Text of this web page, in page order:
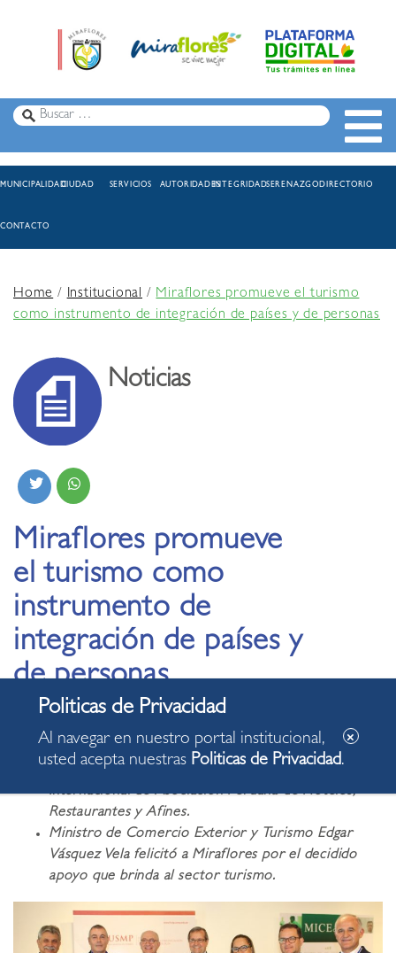
MUNICIPALIDADCIUDAD SERVICIOS AUTORIDADESINTEGRIDADSERENAZGODIRECTORIO
CONTACTO
Home/Institucional /Miraflores promueve el turismo
como instrumento de integración de países y de personas
Noticias
Miraflores promueve
el turismo como
instrumento de
integración de países y
de personas
05.12.2019
Señala el Alcalde Luis Molina en Conferencia
Internacional de Asociación Peruana de Hoteles,
Restaurantes y Afines.
Ministro de Comercio Exterior y Turismo Edgar
Vásquez Vela felicitó a Miraflores por el decidido
apoyo que brinda al sector turismo.
Al navegar en nuestro portal institucional,
usted acepta nuestras Politicas de Privacidad.